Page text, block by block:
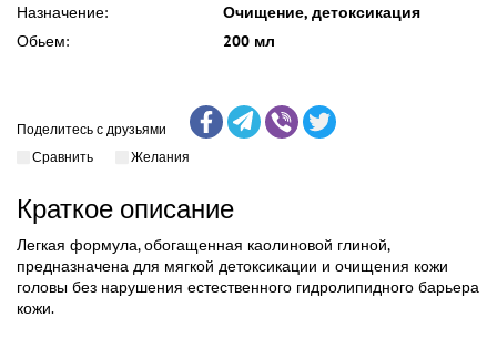
Назначение:
Очищение, детоксикация
Обьем:
200 мл
Поделитесь с друзьями
Сравнить
Желания
Краткое описание
Легкая формула, обогащенная каолиновой глиной,
предназначена для мягкой детоксикации и очищения кожи
головы без нарушения естественного гидролипидного барьера
кожи.